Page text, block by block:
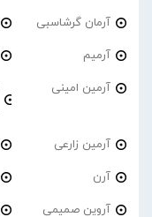
آرمان گرشاسبی
آرمیم
آرمین امینی
آرمین زارعی
آرن
آروین صمیمی